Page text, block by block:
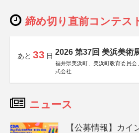
締め切り直前コンテス
あと 33 日 2026 第37回 美浜美術
福井県美浜町、美浜町教育委員
式会社
ニュース
【公募情報】カ